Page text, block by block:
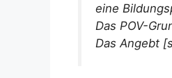
eine
Das POV-
Das Angebt